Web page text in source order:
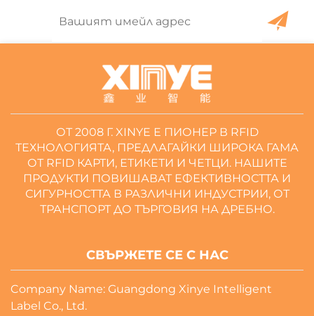
ОТ 2008 Г. XINYE Е ПИОНЕР В RFID
ТЕХНОЛОГИЯТА, ПРЕДЛАГАЙКИ ШИРОКА ГАМА
ОТ RFID КАРТИ, ЕТИКЕТИ И ЧЕТЦИ. НАШИТЕ
ПРОДУКТИ ПОВИШАВАТ ЕФЕКТИВНОСТТА И
СИГУРНОСТТА В РАЗЛИЧНИ ИНДУСТРИИ, ОТ
ТРАНСПОРТ ДО ТЪРГОВИЯ НА ДРЕБНО.
СВЪРЖЕТЕ СЕ С НАС
Company Name: Guangdong Xinye Intelligent
Label Co., Ltd.